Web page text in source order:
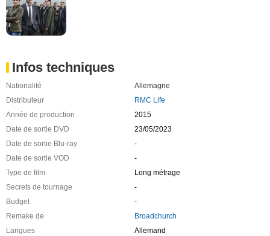
Infos techniques
Nationalité
Allemagne
Distributeur
RMC Life
Année de production
2015
Date de sortie DVD
23/05/2023
Date de sortie Blu-ray
-
Date de sortie VOD
-
Type de film
Long métrage
Secrets de tournage
-
Budget
-
Remake de
Broadchurch
Langues
Allemand